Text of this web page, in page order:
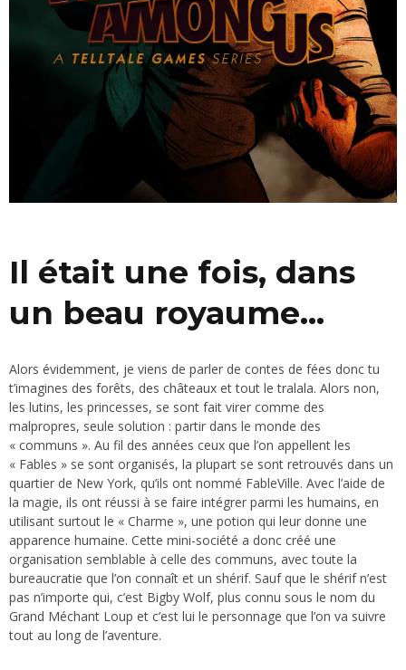
Il était une fois, dans
un beau royaume…
Alors évidemment, je viens de parler de contes de fées donc tu
t’imagines des forêts, des châteaux et tout le tralala. Alors non,
les lutins, les princesses, se sont fait virer comme des
malpropres, seule solution : partir dans le monde des
« communs ». Au fil des années ceux que l’on appellent les
« Fables » se sont organisés, la plupart se sont retrouvés dans un
quartier de New York, qu’ils ont nommé FableVille. Avec l’aide de
la magie, ils ont réussi à se faire intégrer parmi les humains, en
utilisant surtout le « Charme », une potion qui leur donne une
apparence humaine. Cette mini-société a donc créé une
organisation semblable à celle des communs, avec toute la
bureaucratie que l’on connaît et un shérif. Sauf que le shérif n’est
pas n’importe qui, c’est Bigby Wolf, plus connu sous le nom du
Grand Méchant Loup et c’est lui le personnage que l’on va suivre
tout au long de l’aventure.